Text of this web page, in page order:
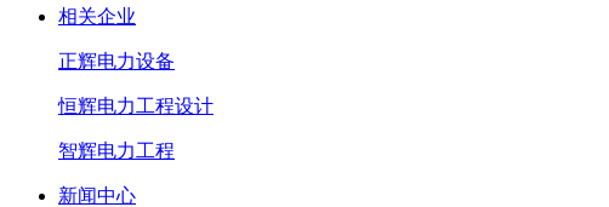
相关企业
正辉电力设备
恒辉电力工程设计
智辉电力工程
新闻中心